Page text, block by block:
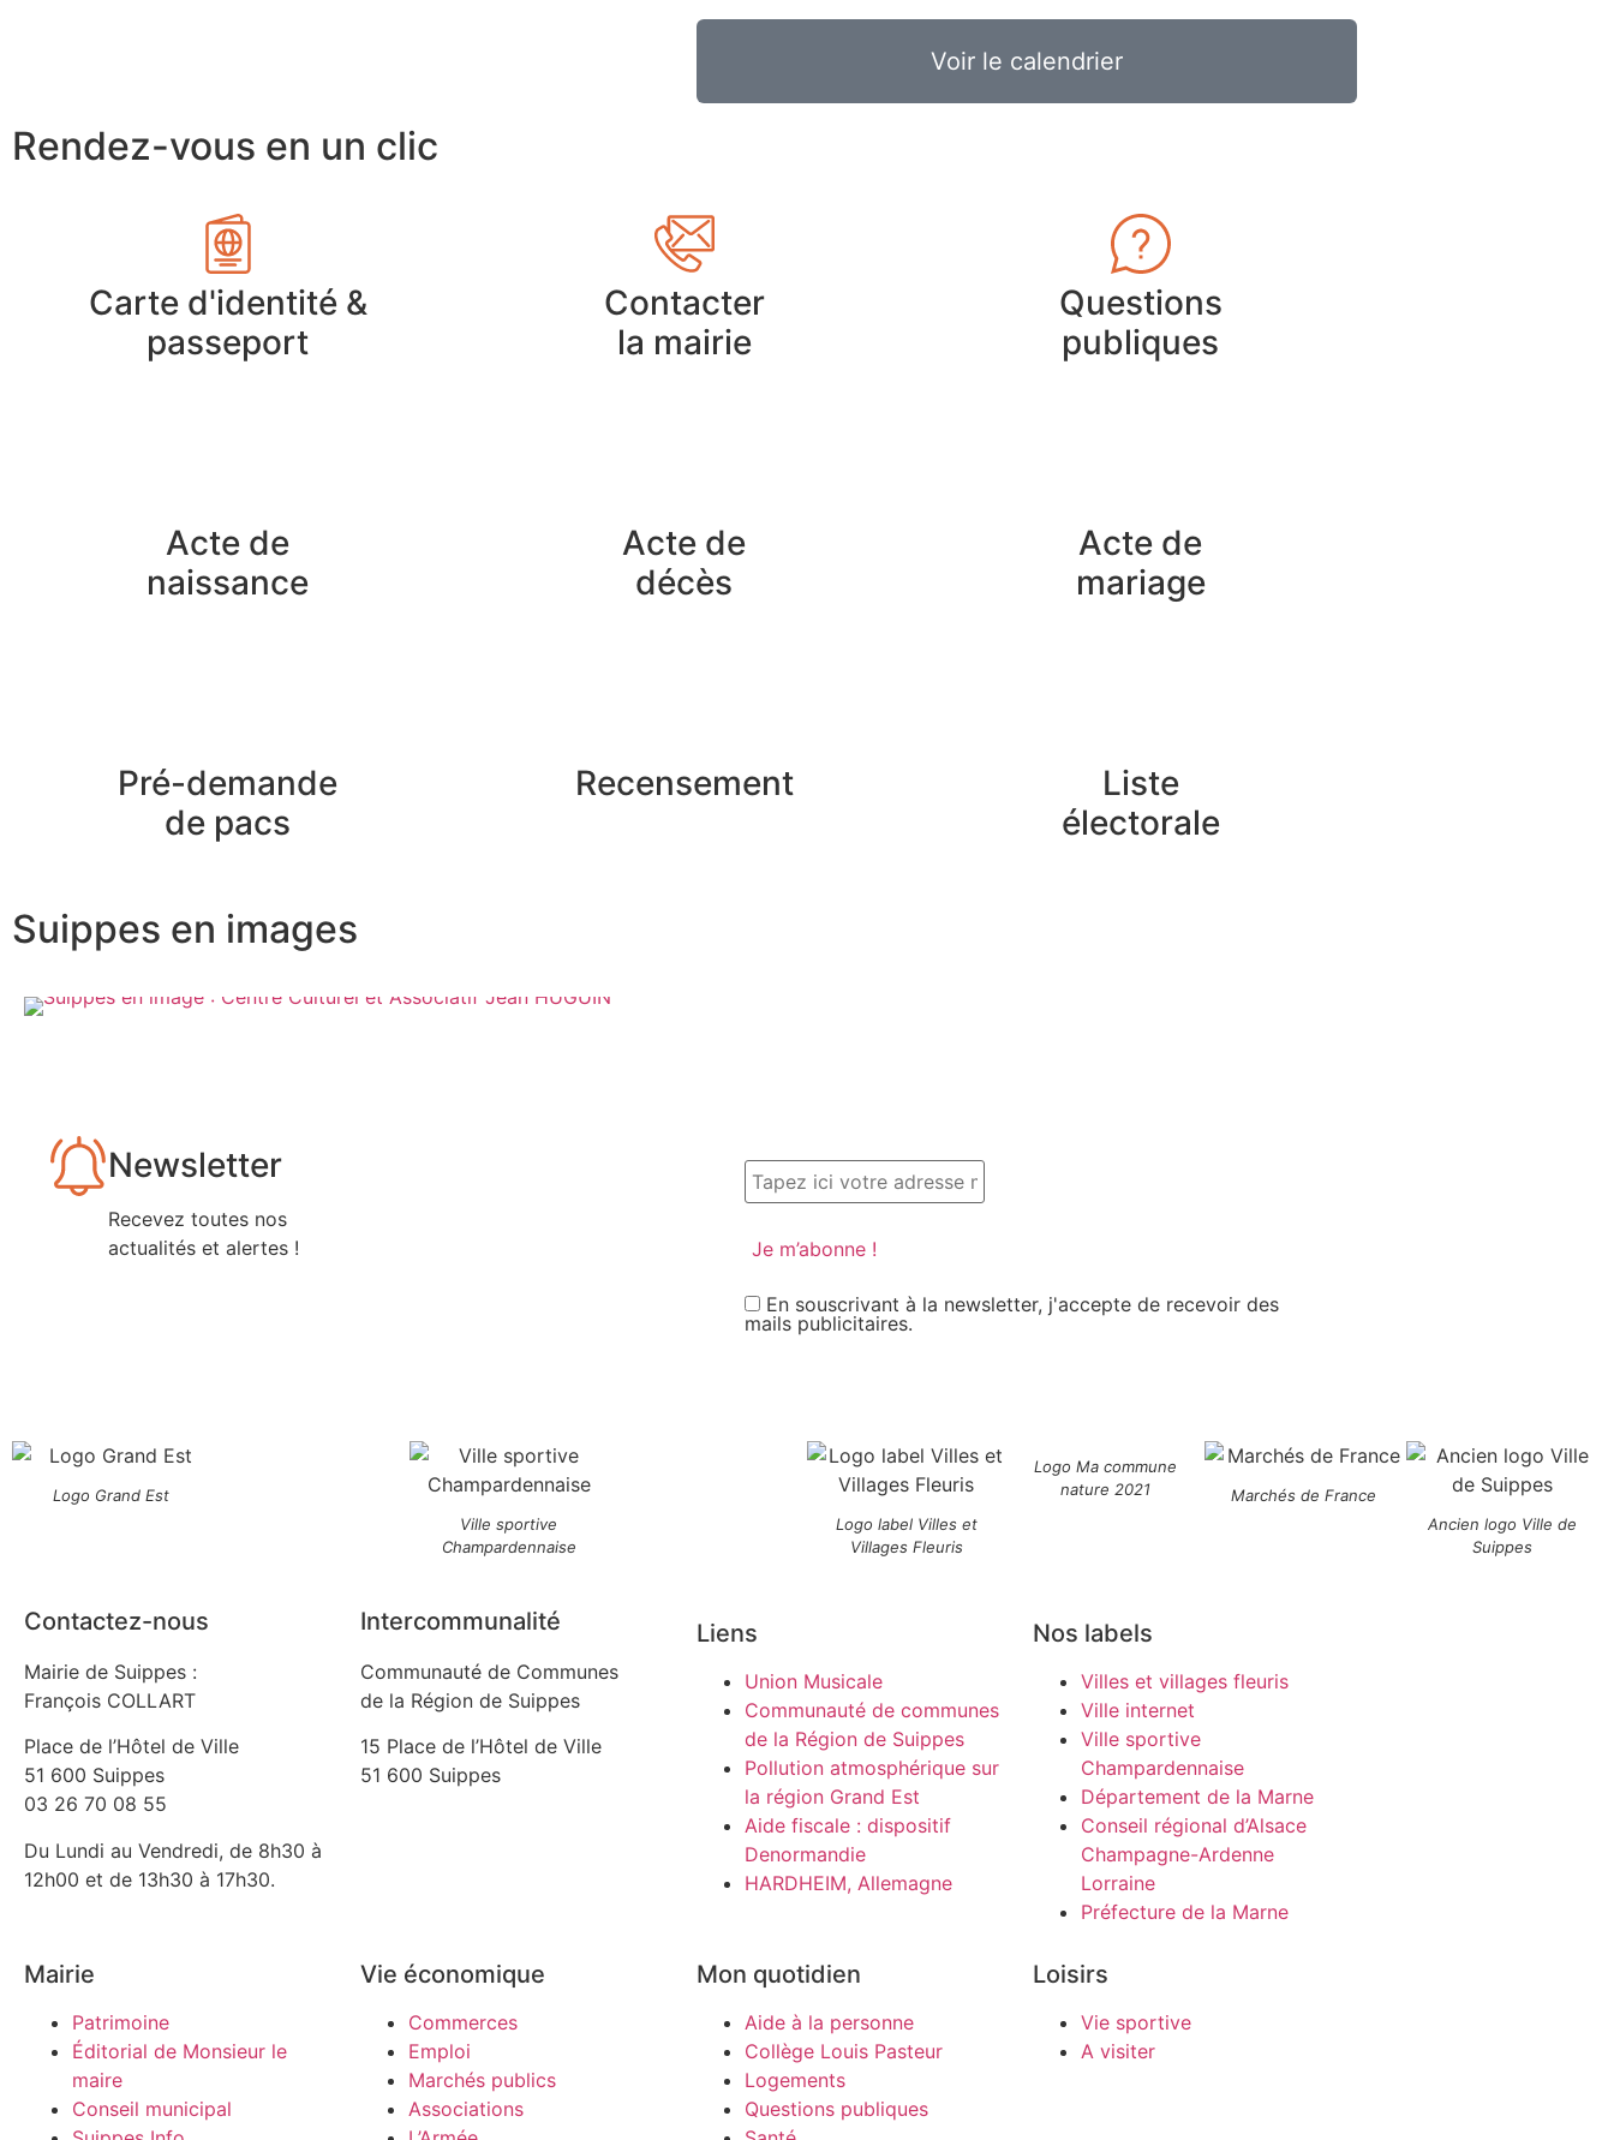
Voir le calendrier
Rendez-vous en un clic
Carte d'identité &
passeport
Contacter
la mairie
Questions
publiques
Acte de
naissance
Acte de
décès
Acte de
mariage
Pré-demande
de pacs
Recensement
Liste
électorale
Suippes en images
Newsletter
Recevez toutes nos
actualités et alertes !
En souscrivant à la newsletter, j'accepte de recevoir des
mails publicitaires.
Logo Grand Est
Ville sportive
Champardennaise
Logo label Villes et
Villages Fleuris
Logo Ma commune
nature 2021
Marchés de France
Ancien logo Ville de
Suippes
Contactez-nous
Mairie de Suippes :
François COLLART
Place de l’Hôtel de Ville
51 600 Suippes
03 26 70 08 55
Du Lundi au Vendredi, de 8h30 à
12h00 et de 13h30 à 17h30.
Intercommunalité
Communauté de Communes
de la Région de Suippes
15 Place de l’Hôtel de Ville
51 600 Suippes
Liens
Union Musicale
Communauté de communes
de la Région de Suippes
Pollution atmosphérique sur
la région Grand Est
Aide fiscale : dispositif
Denormandie
HARDHEIM, Allemagne
Nos labels
Villes et villages fleuris
Ville internet
Ville sportive
Champardennaise
Département de la Marne
Conseil régional d’Alsace
Champagne-Ardenne
Lorraine
Préfecture de la Marne
Mairie
Patrimoine
Éditorial de Monsieur le
maire
Conseil municipal
Vie économique
Commerces
Emploi
Marchés publics
Associations
Mon quotidien
Aide à la personne
Collège Louis Pasteur
Logements
Questions publiques
Loisirs
Vie sportive
A visiter